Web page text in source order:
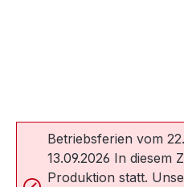
Betriebsferien vom
13.09.2026 In diesem
Produktion statt.